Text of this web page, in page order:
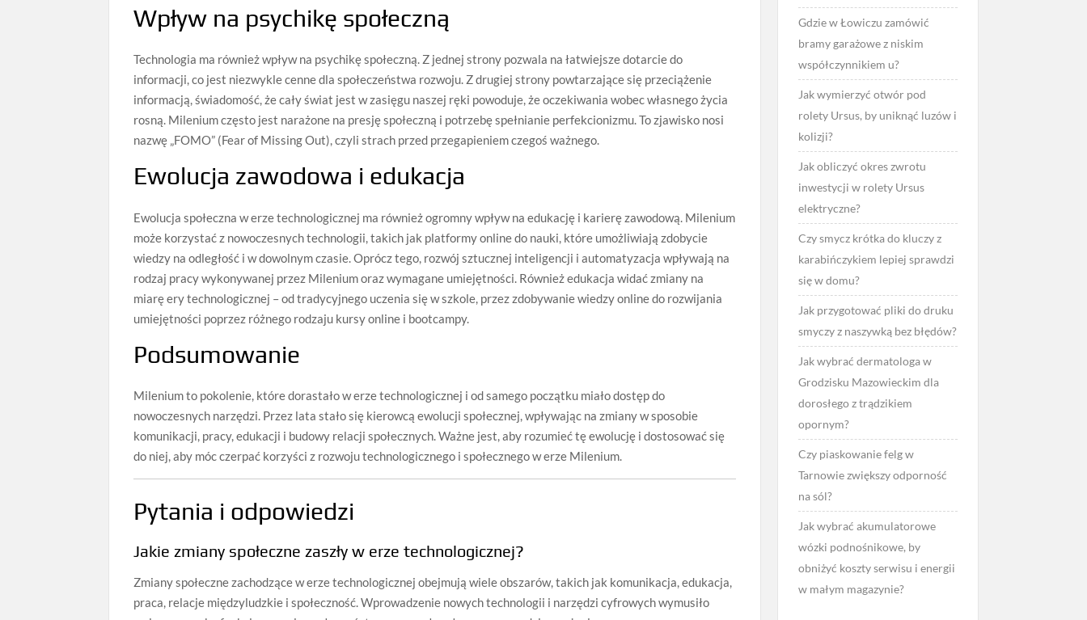
Wpływ na psychikę społeczną
Technologia ma również wpływ na psychikę społeczną. Z jednej strony pozwala na łatwiejsze dotarcie do
informacji, co jest niezwykle cenne dla społeczeństwa rozwoju. Z drugiej strony powtarzające się przeciążenie
informacją, świadomość, że cały świat jest w zasięgu naszej ręki powoduje, że oczekiwania wobec własnego życia
rosną. Milenium często jest narażone na presję społeczną i potrzebę spełnianie perfekcionizmu. To zjawisko nosi
nazwę „FOMO” (Fear of Missing Out), czyli strach przed przegapieniem czegoś ważnego.
Ewolucja zawodowa i edukacja
Ewolucja społeczna w erze technologicznej ma również ogromny wpływ na edukację i karierę zawodową. Milenium
może korzystać z nowoczesnych technologii, takich jak platformy online do nauki, które umożliwiają zdobycie
wiedzy na odległość i w dowolnym czasie. Oprócz tego, rozwój sztucznej inteligencji i automatyzacja wpływają na
rodzaj pracy wykonywanej przez Milenium oraz wymagane umiejętności. Również edukacja widać zmiany na
miarę ery technologicznej – od tradycyjnego uczenia się w szkole, przez zdobywanie wiedzy online do rozwijania
umiejętności poprzez różnego rodzaju kursy online i bootcampy.
Podsumowanie
Milenium to pokolenie, które dorastało w erze technologicznej i od samego początku miało dostęp do
nowoczesnych narzędzi. Przez lata stało się kierowcą ewolucji społecznej, wpływając na zmiany w sposobie
komunikacji, pracy, edukacji i budowy relacji społecznych. Ważne jest, aby rozumieć tę ewolucję i dostosować się
do niej, aby móc czerpać korzyści z rozwoju technologicznego i społecznego w erze Milenium.
Pytania i odpowiedzi
Jakie zmiany społeczne zaszły w erze technologicznej?
Zmiany społeczne zachodzące w erze technologicznej obejmują wiele obszarów, takich jak komunikacja, edukacja,
praca, relacje międzyludzkie i społeczność. Wprowadzenie nowych technologii i narzędzi cyfrowych wymusiło
Gdzie w Łowiczu zamówić
bramy garażowe z niskim
współczynnikiem u?
Jak wymierzyć otwór pod
rolety Ursus, by uniknąć luzów i
kolizji?
Jak obliczyć okres zwrotu
inwestycji w rolety Ursus
elektryczne?
Czy smycz krótka do kluczy z
karabińczykiem lepiej sprawdzi
się w domu?
Jak przygotować pliki do druku
smyczy z naszywką bez błędów?
Jak wybrać dermatologa w
Grodzisku Mazowieckim dla
dorosłego z trądzikiem
opornym?
Czy piaskowanie felg w
Tarnowie zwiększy odporność
na sól?
Jak wybrać akumulatorowe
wózki podnośnikowe, by
obniżyć koszty serwisu i energii
w małym magazynie?